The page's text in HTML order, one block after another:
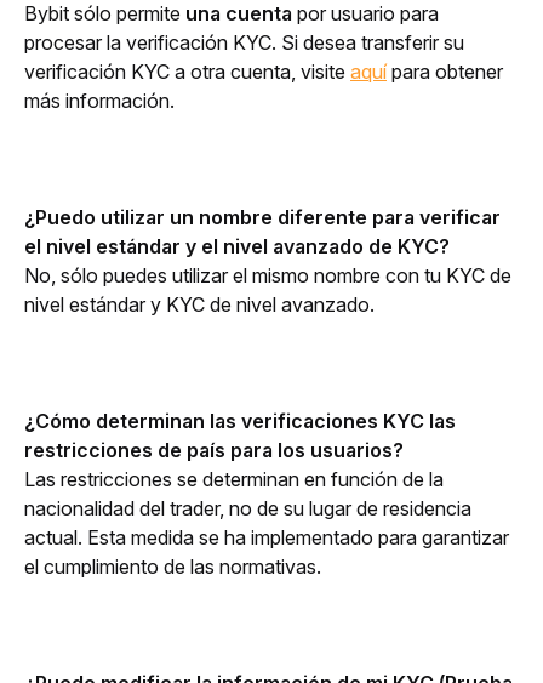
Bybit sólo permite una cuenta por usuario para
procesar la verificación KYC. Si desea transferir su
verificación KYC a otra cuenta, visite aquí para obtener
más información.
¿Puedo utilizar un nombre diferente para verificar
el nivel estándar y el nivel avanzado de KYC?
No, sólo puedes utilizar el mismo nombre con tu KYC de
nivel estándar y KYC de nivel avanzado.
¿Cómo determinan las verificaciones KYC las
restricciones de país para los usuarios?
Las restricciones se determinan en función de la
nacionalidad del trader, no de su lugar de residencia
actual. Esta medida se ha implementado para garantizar
el cumplimiento de las normativas.